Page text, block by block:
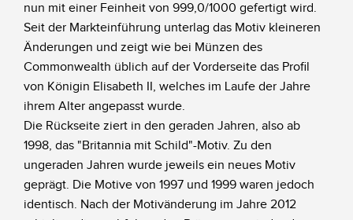
nun mit einer Feinheit von 999,0/1000 gefertigt wird.
Seit der Markteinführung unterlag das Motiv kleineren
Änderungen und zeigt wie bei Münzen des
Commonwealth üblich auf der Vorderseite das Profil
von Königin Elisabeth II, welches im Laufe der Jahre
ihrem Alter angepasst wurde.
Die Rückseite ziert in den geraden Jahren, also ab
1998, das "Britannia mit Schild"-Motiv. Zu den
ungeraden Jahren wurde jeweils ein neues Motiv
geprägt. Die Motive von 1997 und 1999 waren jedoch
identisch. Nach der Motivänderung im Jahre 2012